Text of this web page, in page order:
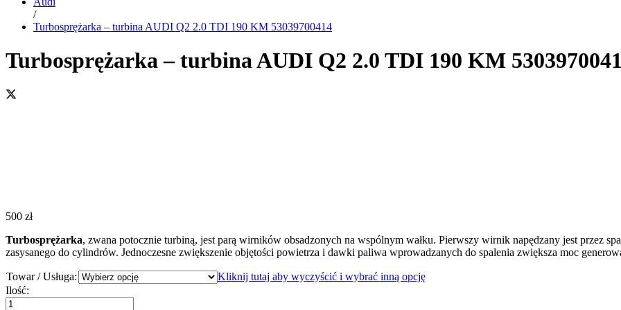
/
Turbosprężarka – turbina AUDI Q2 2.0 TDI 190 KM 53039700414
Turbosprężarka – turbina AUDI Q2 2.0 TDI 190 KM
500 zł
Turbosprężarka, zwana potocznie turbiną, jest parą wirników obsadzonych na wspólnym wałku. Pierwszy wirnik napędzany jest przez
zasysanego do cylindrów. Jednoczesne zwiększenie objętości powietrza i dawki paliwa wprowadzanych do spalenia zwiększa moc
Towar / Usługa:
Kliknij tutaj aby wyczyścić i wybrać inną opcję
Turbosprężarka
Ilość: